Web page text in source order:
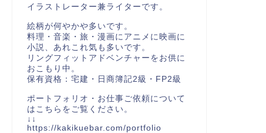
イラストレーター兼ライターです。
絵柄が何やかや多いです。
料理・音楽・旅・漫画にアニメに映画に
小説、あれこれ気も多いです。
リングフィットアドベンチャーをお供に
おこもり中。
保有資格：宅建・日商簿記2級・FP2級
ポートフォリオ・お仕事ご依頼について
はこちらをご覧ください。
↓↓
https://kakikuebar.com/portfolio